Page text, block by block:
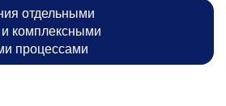
отдельными
и комплексными
процессами